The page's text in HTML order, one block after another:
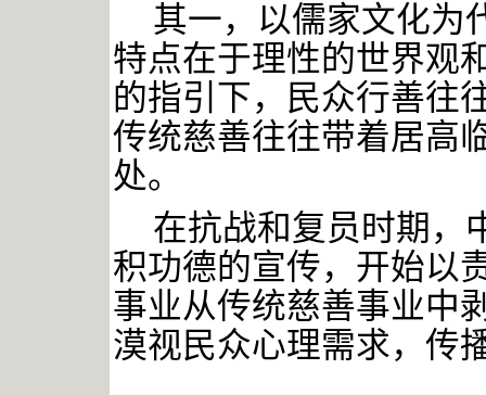
其一，以儒家文化为
特点在于理性的世界观
的指引下，民众行善往
传统慈善往往带着居高
处。
在抗战和复员时期，
积功德的宣传，开始以
事业从传统慈善事业中
漠视民众心理需求，传